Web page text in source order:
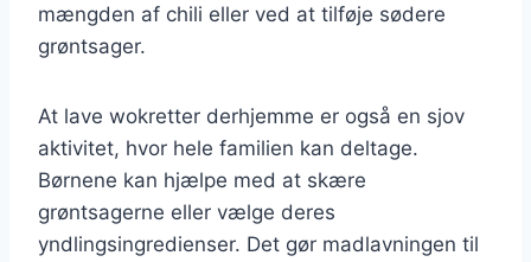
mængden af chili eller ved at tilføje sødere
grøntsager.
At lave wokretter derhjemme er også en sjov
aktivitet, hvor hele familien kan deltage.
Børnene kan hjælpe med at skære
grøntsagerne eller vælge deres
yndlingsingredienser. Det gør madlavningen til